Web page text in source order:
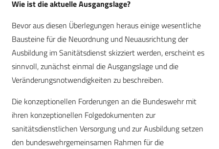
Wie ist die aktuelle Ausgangslage?
Bevor aus diesen Überlegungen heraus einige wesentliche
Bausteine für die Neuordnung und Neuausrichtung der
Ausbildung im Sanitätsdienst skizziert werden, erscheint es
sinnvoll, zunächst einmal die Ausgangslage und die
Veränderungsnotwendigkeiten zu beschreiben.
Die konzeptionellen Forderungen an die Bundeswehr mit
ihren konzeptionellen Folgedokumenten zur
sanitätsdienstlichen Versorgung und zur Ausbildung setzen
den bundeswehrgemeinsamen Rahmen für die